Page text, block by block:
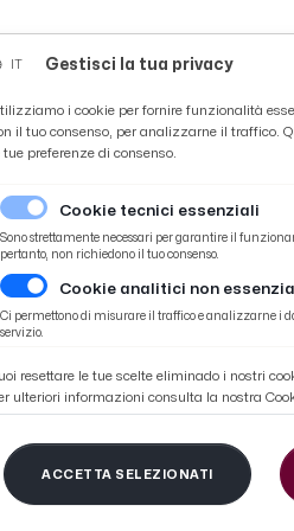
negli ottavi di finale di Coppa
ottavi di
Gestisci la tua privacy
i cookie per fornire funzionalità
il tuo consenso, per analizzarne il traffico.
tue preferenze di consenso.
Cookie tecnici essenziali
Sono strettamente necessari per garantire il
pertanto, non richiedono il tuo consenso.
Cookie analitici non
Ci permettono di misurare il traffico e analizzarne i
servizio.
resettare le tue scelte eliminado i nostri
ulteriori informazioni consulta la nostra
ACCETTA SELEZIONATI